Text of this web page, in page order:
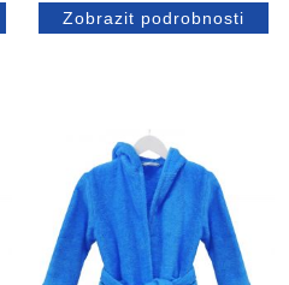
Zobrazit podrobnosti